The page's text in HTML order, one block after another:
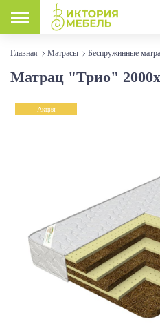
Главная Матрасы Беспружинные
Матрац "Трио"
Акция